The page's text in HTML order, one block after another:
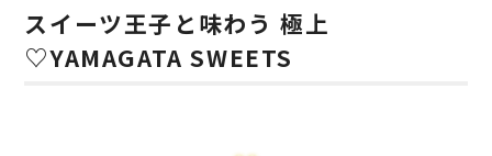
スイーツ王子と味わう 極上
♡YAMAGATA SWEETS